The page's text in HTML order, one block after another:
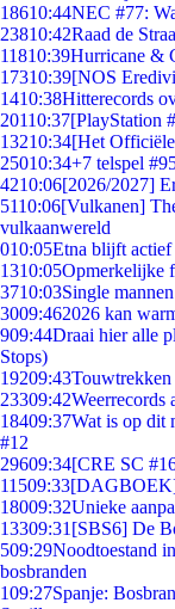
18610:44NEC #77:
23810:42Raad de
11810:39Hurricane &
17310:39[NOS
1410:38Hitterecords
20110:37[PlayStation
13210:34[Het
25010:34+7 telspel
4210:06[2026/2027]
5110:06[Vulkanen]
vulkaanwereld
010:05Etna blijft actief
1310:05Opmerkelijke
3710:03Single
3009:462026 kan
909:44Draai hier alle
Stops)
19209:43
23309:42Weerrecords
18409:37Wat is op dit
#12
29609:34[CRE SC
11509:33[DAGBOEK]
18009:32Unieke
13309:31 [SBS6] De
509:29Noodtoestand
bosbranden
109:27Spanje: